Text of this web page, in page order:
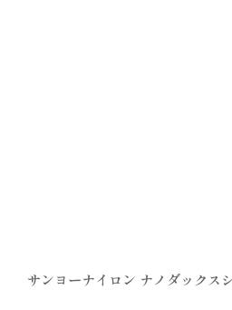
サンヨーナイロン ナノダックス